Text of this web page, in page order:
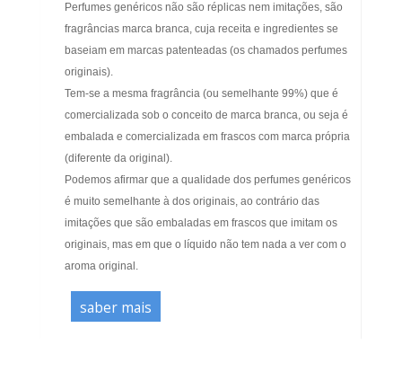
Perfumes genéricos não são réplicas nem imitações, são
fragrâncias marca branca, cuja receita e ingredientes se
baseiam em marcas patenteadas (os chamados perfumes
originais).
Tem-se a mesma fragrância (ou semelhante 99%) que é
comercializada sob o conceito de marca branca, ou seja é
embalada e comercializada em frascos com marca própria
(diferente da original).
Podemos afirmar que a qualidade dos perfumes genéricos
é muito semelhante à dos originais, ao contrário das
imitações que são embaladas em frascos que imitam os
originais, mas em que o líquido não tem nada a ver com o
aroma original.
saber mais